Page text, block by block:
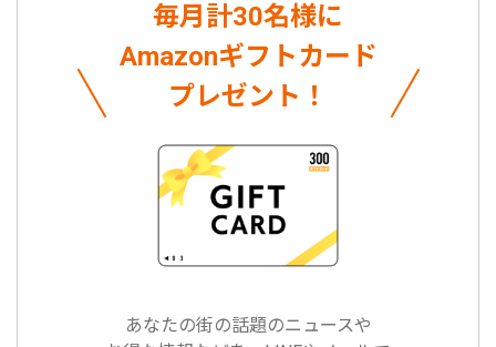
毎月計30名様に
Amazonギフトカード
プレゼント！
あなたの街の話題のニュースや